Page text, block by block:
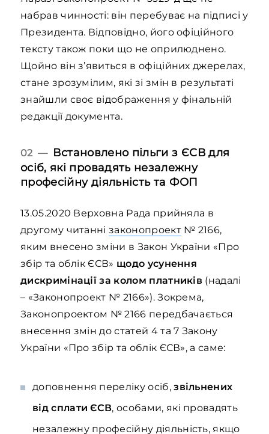
набрав чинності: він перебуває на підписі у
Президента. Відповідно, його офіційного
тексту також поки що не оприлюднено.
Щойно він з’явиться в офіційних джерелах,
стане зрозумілим, які зі змін в результаті
знайшли своє відображення у фінальній
редакції документа.
02 — Встановлено пільги з ЄСВ для
осіб, які провадять незалежну
професійну діяльність та ФОП
13.05.2020 Верховна Рада прийняла в
другому читаннізаконопроект№ 2166,
яким внесено зміни в Закон України «Про
збір та облік ЄСВ» щодо усунення
дискримінації за колом платників (надалі
– «Законопроект № 2166»). Зокрема,
Законопроектом № 2166 передбачається
внесення змін до статей 4 та 7 Закону
України «Про збір та облік ЄСВ», а саме:
доповнення переліку осіб,звільнених
від сплати ЄСВ, особами, які провадять
незалежну професійну діяльність, якщо